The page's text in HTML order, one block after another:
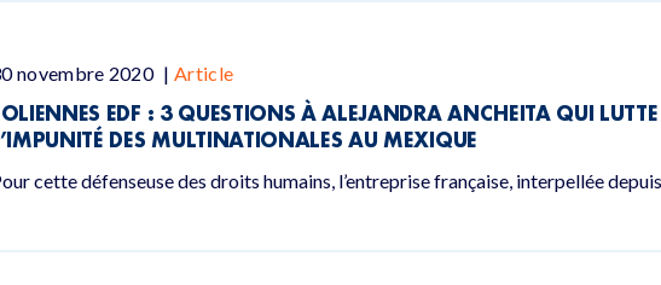
novembre 2020 | Article
EDF : 3 QUESTIONS À ALEJANDRA ANCHEITA QUI
DES MULTINATIONALES AU MEXIQUE
cette défenseuse des droits humains, l’entreprise française, interpellée